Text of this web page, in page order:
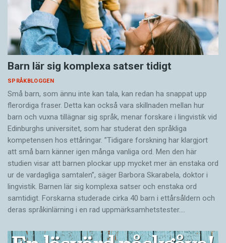
Barn lär sig komplexa satser tidigt
SPRÅKBLOGGEN
Små barn, som ännu inte kan tala, kan redan ha snappat upp
flerordiga fraser. Detta kan också vara skillnaden mellan hur
barn och vuxna tillägnar sig språk, menar forskare i lingvistik vid
Edinburghs universitet, som har studerat den språkliga
kompetensen hos ettåringar. ”Tidigare forskning har klargjort
att små barn känner igen många vanliga ord. Men den här
studien visar att barnen plockar upp mycket mer än enstaka ord
ur de vardagliga samtalen”, säger Barbora Skarabela, doktor i
lingvistik. Barnen lär sig komplexa satser och enstaka ord
samtidigt. Forskarna studerade cirka 40 barn i ettårsåldern och
deras språkinlärning i en rad uppmärksamhetstester.…